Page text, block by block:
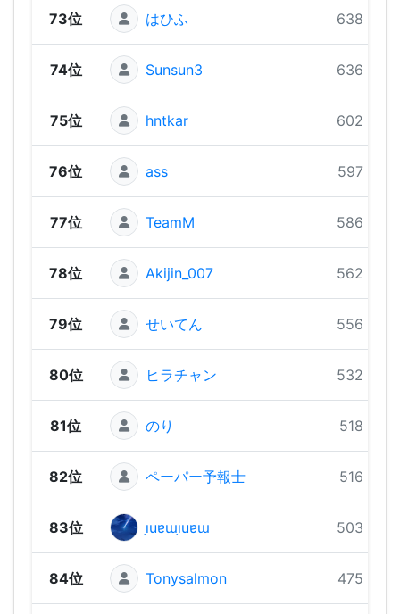
73位 はひふ 638 pts
74位 Sunsun3 636 pts
75位 hntkar 602 pts
76位 ass 597 pts
77位 TeamM 586 pts
78位 Akijin_007 562 pts
79位 せいてん 556 pts
80位 ヒラチャン 532 pts
81位 のり 518 pts
82位 ペーパー予報士 516 pts
83位 ı̣uɐɯı̣uɐɯ 503 pts
84位 Tonysalmon 475 pts